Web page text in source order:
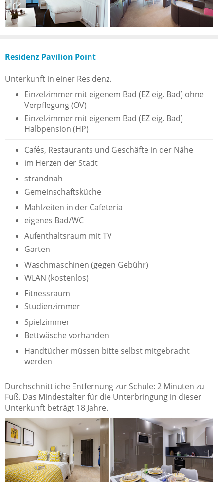
Residenz Pavilion Point
Unterkunft in einer Residenz.
Einzelzimmer mit eigenem Bad (EZ eig. Bad) ohne
Verpflegung (OV)
Einzelzimmer mit eigenem Bad (EZ eig. Bad)
Halbpension (HP)
Cafés, Restaurants und Geschäfte in der Nähe
im Herzen der Stadt
strandnah
Gemeinschaftsküche
Mahlzeiten in der Cafeteria
eigenes Bad/WC
Aufenthaltsraum mit TV
Garten
Waschmaschinen (gegen Gebühr)
WLAN (kostenlos)
Fitnessraum
Studienzimmer
Spielzimmer
Bettwäsche vorhanden
Handtücher müssen bitte selbst mitgebracht
werden
Durchschnittliche Entfernung zur Schule: 2 Minuten zu
Fuß. Das Mindestalter für die Unterbringung in dieser
Unterkunft beträgt 18 Jahre.